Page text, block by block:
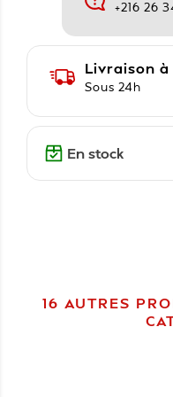
+216 26
Livraison
Sous 24h
En stock
16 AUTRES